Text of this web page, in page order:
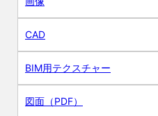
CAD
BIM用テクスチャー
図面（PDF）